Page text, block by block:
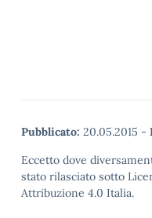
Pubblicato: 20.05.2015 -
Eccetto dove
stato rilasciato sotto
Attribuzione 4.0 Italia.